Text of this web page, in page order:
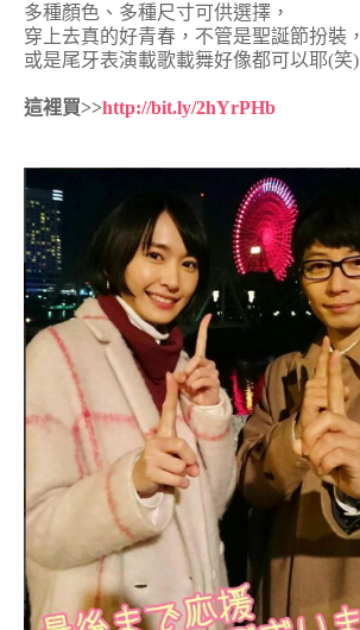
多種顏色、多種尺寸可供選擇，
穿上去真的好青春，不管是聖誕節扮裝，
或是尾牙表演載歌載舞好像都可以耶(笑)
這裡買>>http://bit.ly/2hYrPHb